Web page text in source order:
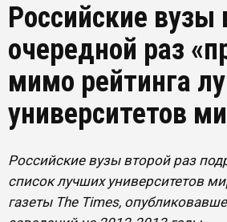
Российские вузы
очередной раз
мимо рейтинга
университетов
Российские вузы второй раз
список лучших университетов
газеты The Times,